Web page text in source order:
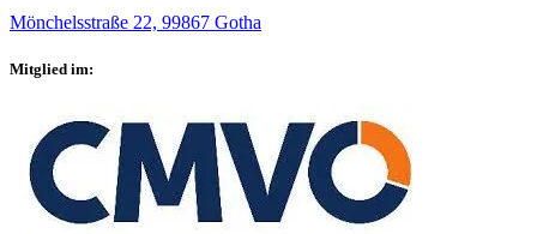
Mönchelsstraße 22, 99867 Gotha
Mitglied im: